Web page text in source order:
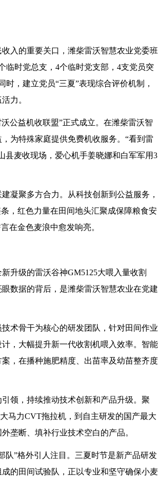
入的重要关口，潍柴雷沃智慧农业党委班
临时党总支，4个临时党支部，4支党员突
，建立党员“三夏”表现综合评价机制，
力。
公益机收联盟”正式成立。在潍柴雷沃智
为特殊家庭提供免费机收服务。“看到雷
县麦收现场，爱心机手姜晓娜和白军军用3
凝聚多方合力。从科技创新到公益服务，
，红色力量在田间地头汇聚成保障粮食安
在金色麦浪中愈发响亮。
升级的雷沃谷神GM5125大喂入量收割
数据的背后，是潍柴雷沃智慧农业在党建
术骨干为核心的研发团队，针对田间作业
，大幅提升新一代收割机喂入效率。智能
，在播种施肥精度、出苗率及幼苗整齐度
领，持续推动技术创新和产品升级。聚
马力CVT拖拉机，到自主研发的国产最大
垄断、填补行业技术空白的产品。
队”格外引人注目。三夏时节是新产品研发
的田间试验队，正以专业和坚守确保小麦